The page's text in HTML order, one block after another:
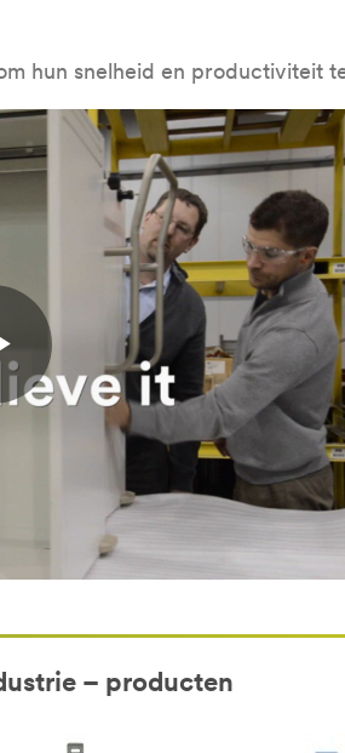
hun snelheid en productiviteit
Video
– producten